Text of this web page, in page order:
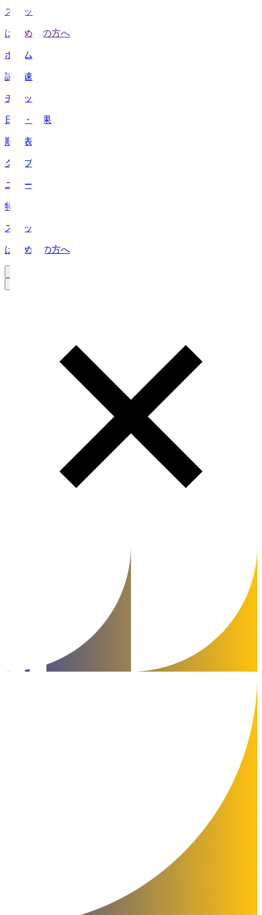
スタッツ
はじめての方へ
ホーム
試合速報
チケット
日程・結果
順位表
クラブ
ニュース
特集
スタッツ
はじめての方へ